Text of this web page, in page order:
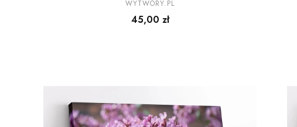
WYTWORY.PL
Cena
45,00 zł